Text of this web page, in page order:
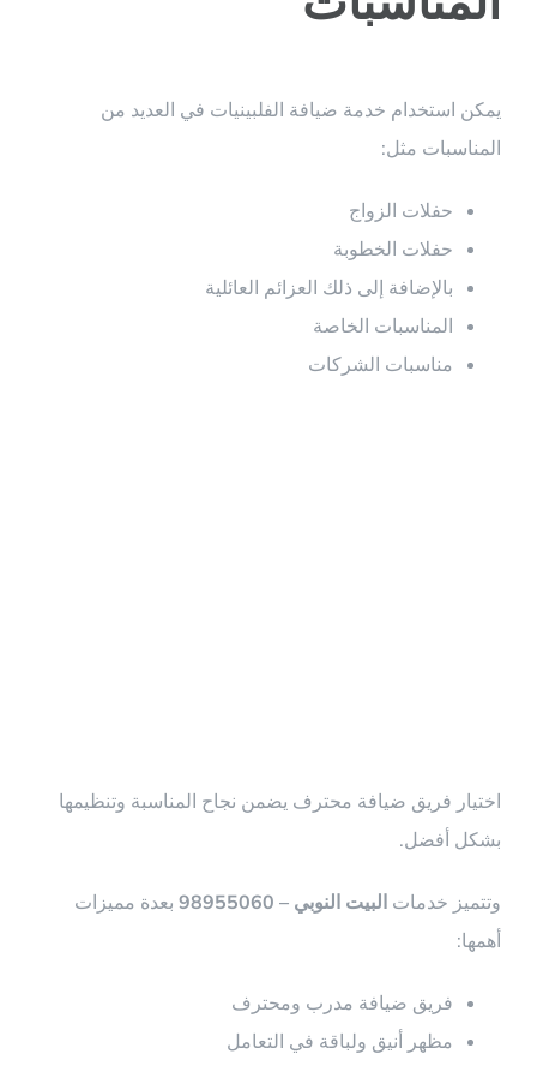
يمكن استخدام خدمة ضيافة الفلبينيات في العديد من
المناسبات مثل:
حفلات الزواج
حفلات الخطوبة
بالإضافة إلى ذلك العزائم العائلية
المناسبات الخاصة
مناسبات الشركات
اختيار فريق ضيافة محترف يضمن نجاح المناسبة وتنظيمها
بشكل أفضل.
وتتميز خدمات البيت النوبي – 98955060
بعدة مميزات
أهمها:
فريق ضيافة مدرب ومحترف
مظهر أنيق ولباقة في التعامل